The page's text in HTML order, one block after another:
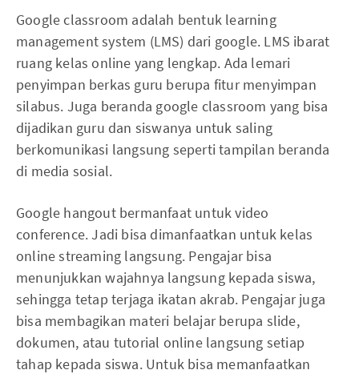
Google classroom adalah bentuk learning
management system (LMS) dari google. LMS ibarat
ruang kelas online yang lengkap. Ada lemari
penyimpan berkas guru berupa fitur menyimpan
silabus. Juga beranda google classroom yang bisa
dijadikan guru dan siswanya untuk saling
berkomunikasi langsung seperti tampilan beranda
di media sosial.
Google hangout bermanfaat untuk video
conference. Jadi bisa dimanfaatkan untuk kelas
online streaming langsung. Pengajar bisa
menunjukkan wajahnya langsung kepada siswa,
sehingga tetap terjaga ikatan akrab. Pengajar juga
bisa membagikan materi belajar berupa slide,
dokumen, atau tutorial online langsung setiap
tahap kepada siswa. Untuk bisa memanfaatkan